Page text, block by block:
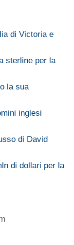
di Victoria e
sterline per la
la sua
inglesi
di David
di dollari per la